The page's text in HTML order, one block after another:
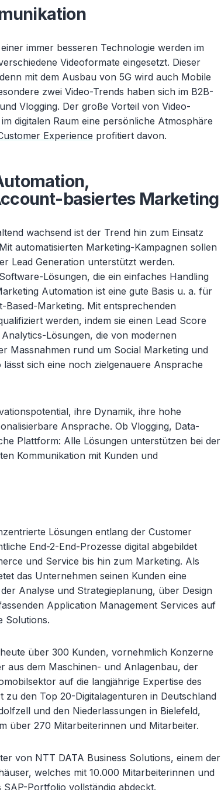
immer besseren Technologie werden im
Videoformate eingesetzt. Dieser
mit dem Ausbau von 5G wird auch Mobile
zwei Video-Trends haben sich im B2B-
Vlogging. Der große Vorteil von Video-
digitalen Raum eine persönliche Atmosphäre
Experience profitiert davon.
basiertes Marketing
wachsend ist der Trend hin zum Einsatz
automatisierten Marketing-Kampagnen sollen
Lead Generation unterstützt werden.
Lösungen, die ein einfaches Handling
Automation ist eine gute Basis u. a. für
Marketing. Mit entsprechenden
werden, indem sie einen Lead Score
Lösungen, die von modernen
Massnahmen rund um Social Marketing und
lässt sich eine noch zielgenauere Ansprache
ihre Dynamik, ihre hohe
Ansprache. Ob Vlogging, Data-
Plattform: Alle Lösungen unterstützen bei der
Kommunikation mit Kunden und
Lösungen entlang der Customer
End-2-End-Prozesse digital abgebildet
und Service bis hin zum Marketing. Als
das Unternehmen seinen Kunden eine
Analyse und Strategieplanung, über Design
Application Management Services auf
Solutions.
über 300 Kunden, vornehmlich Konzerne
aus dem Maschinen- und Anlagenbau, der
auf die langjährige Expertise des
zu den Top 20-Digitalagenturen in Deutschland
und den Niederlassungen in Bielefeld,
über 270 Mitarbeiterinnen und Mitarbeiter.
von NTT DATA Business Solutions, einem der
welches mit 10.000 Mitarbeiterinnen und
Portfolio vollständig abdeckt.